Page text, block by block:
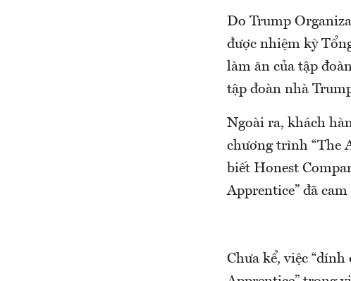
Do Trump
được nhiệm kỳ
làm ăn của tập
tập đoàn nhà
Ngoài ra, khách
chương trình “The
biết Honest
Apprentice” đã
Chưa kể, việc